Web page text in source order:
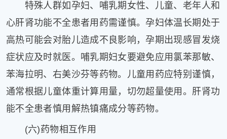
特殊人群如孕妇、哺乳期女性、儿童、老年人和
心肝肾功能不全患者用药需谨慎。孕妇体温长期处于
高热可能会对胎儿造成不良影响，孕期出现感冒发烧
症状应及时就医。哺乳期妇女要避免应用氯苯那敏、
苯海拉明、右美沙芬等药物。儿童用药应特别谨慎，
通常根据儿童体重计算用量，切勿超量使用。肝肾功
能不全患者慎用解热镇痛成分等药物。
(六)药物相互作用